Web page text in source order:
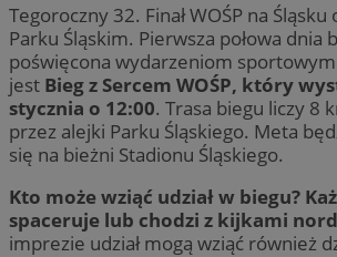
Tegoroczny 32. Finał WOŚP na
Parku Śląskim. Pierwsza połowa dnia
poświęcona wydarzeniom
jest Bieg z Sercem WOŚP, który
stycznia o 12:00. Trasa biegu liczy 8
przez alejki Parku Śląskiego. Meta
się na bieżni Stadionu Śląskiego.
Kto może wziąć udział w biegu?
spaceruje lub chodzi z kijkami
imprezie udział mogą wziąć również